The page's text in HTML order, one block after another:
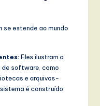
se estende ao mundo
Eles ilustram a
software, como
e arquivos-
é construído